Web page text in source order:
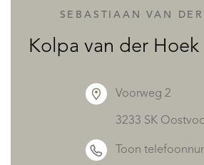
trapopgang niet het mooiste deel van
hier is het een absolute eyecatcher
kozijnen en veel glas. Er is zelfs een
De keuken is ook weer zo’n
SEBASTIAAN VAN
Kolpa van der Hoek
Voorweg 2
3233 SK
Toon